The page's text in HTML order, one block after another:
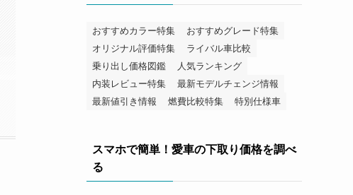
おすすめカラー特集
おすすめグレード特集
オリジナル評価特集
ライバル車比較
乗り出し価格図鑑
人気ランキング
内装レビュー特集
最新モデルチェンジ情報
最新値引き情報
燃費比較特集 特別仕様車
スマホで簡単！愛車の下取り価格を調べ
る